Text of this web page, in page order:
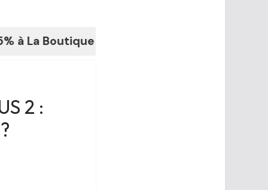
du Fouilleur.fr
2 :